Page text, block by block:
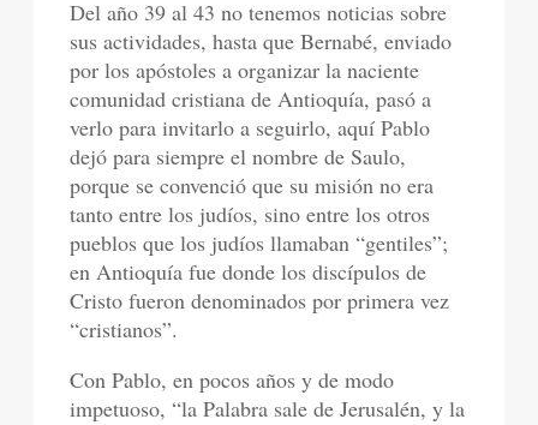
Del año 39 al 43 no tenemos noticias sobre
sus actividades, hasta que Bernabé, enviado
por los apóstoles a organizar la naciente
comunidad cristiana de Antioquía, pasó a
verlo para invitarlo a seguirlo, aquí Pablo
dejó para siempre el nombre de Saulo,
porque se convenció que su misión no era
tanto entre los judíos, sino entre los otros
pueblos que los judíos llamaban “gentiles”;
en Antioquía fue donde los discípulos de
Cristo fueron denominados por primera vez
“cristianos”.
Con Pablo, en pocos años y de modo
impetuoso, “la Palabra sale de Jerusalén, y la